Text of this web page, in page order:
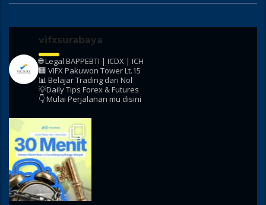
vifxsurabaya
🌐 Legal BAPPEBTI | ICDX | ICH
🏢 VIFX Pakuwon Tower Lt.15
📊 Belajar Trading dari Nol
💡Daily Tips Forex & Futures
👇 Mulai Perjalanan mu disini